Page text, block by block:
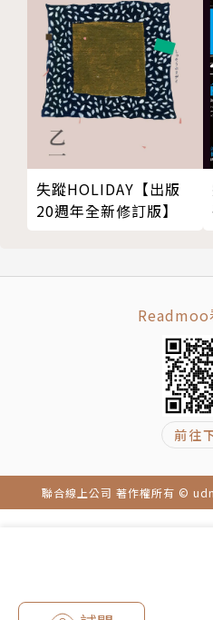
電視演出經歷
台視《金牌麥克風》｜東南
視《愛唱才會贏》
得獎經歷
靈異錯別字鬼故事徵稿大賽
全國精神健康創作大賽 第二
聲創盃全國歌唱大賽 第三
奇異N解
孫以恩
@akko3069
失蹤HOLIDAY【出版
20週年全新修訂版】
Readmoo
前往
聯合線上公司 著作權所有 ©